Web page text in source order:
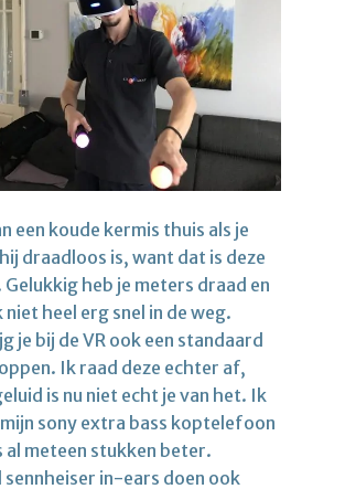
een koude kermis thuis als je
draadloos is, want dat is deze
heb je meters draad en
heel erg snel in de weg.
je bij de VR ook een standaard
Ik raad deze echter af,
is nu niet echt je van het. Ik
sony extra bass koptelefoon
al meteen stukken beter.
sennheiser in-ears doen ook